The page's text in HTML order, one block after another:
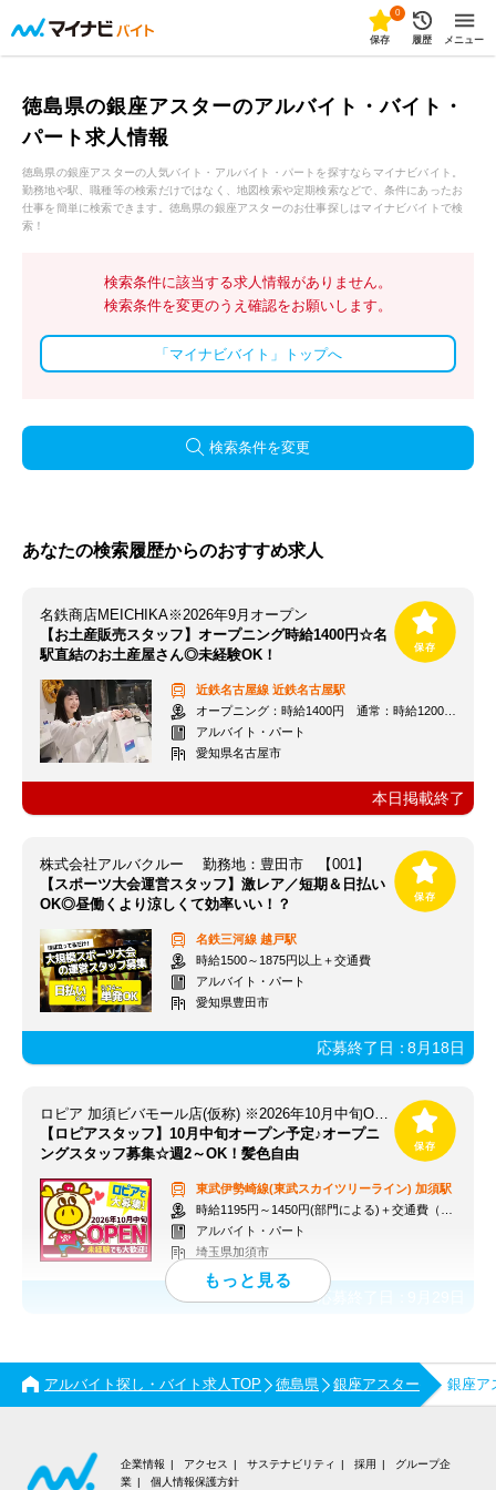
0
保存 履歴 メニュー
徳島県の銀座アスターのアルバイト・バイト・
パート求人情報
徳島県の銀座アスターの人気バイト・アルバイト・パートを探すならマイナビバイト。
勤務地や駅、職種等の検索だけではなく、地図検索や定期検索などで、条件にあったお
仕事を簡単に検索できます。徳島県の銀座アスターのお仕事探しはマイナビバイトで検
索！
検索条件に該当する求人情報がありません。
検索条件を変更のうえ確認をお願いします。
「マイナビバイト」トップへ
検索条件を変更
あなたの検索履歴からのおすすめ求人
名鉄商店MEICHIKA※2026年9月オープン
【お土産販売スタッフ】オープニング時給1400円☆名
駅直結のお土産屋さん◎未経験OK！
近鉄名古屋線 近鉄名古屋駅
オープニング：時給1400円 通常：時給1200円～＋交通費全額支給
アルバイト・パート
愛知県名古屋市
本日掲載終了
株式会社アルバクルー 勤務地：豊田市 【001】
【スポーツ大会運営スタッフ】激レア／短期＆日払い
OK◎昼働くより涼しくて効率いい！？
名鉄三河線 越戸駅
時給1500～1875円以上＋交通費
アルバイト・パート
愛知県豊田市
応募終了日：8月18日
ロピア 加須ビバモール店(仮称) ※2026年10月中旬OPEN予定
【ロピアスタッフ】10月中旬オープン予定♪オープニ
ングスタッフ募集☆週2～OK！髪色自由
東武伊勢崎線(東武スカイツリーライン) 加須駅
時給1195円～1450円(部門による)＋交通費（社内規定）
アルバイト・パート
埼玉県加須市
応募終了日：
アルバイト探し・バイト求人TOP 徳島県 銀座アスター 銀座ア
企業情報 アクセス サステナビリティ 採用
グループ企
業
個人情報保護方針